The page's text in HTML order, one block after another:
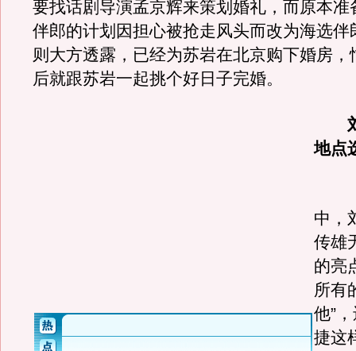
要找话剧导演孟京辉来策划婚礼，而原本准
伴郎的计划因担心被抢走风头而改为海选伴
则大方透露，已经为苏岩在北京购下婚房，
后就跟苏岩一起挑个好日子完婚。
刘
地点
中，
传雄
的亮
所有
他”
捷这